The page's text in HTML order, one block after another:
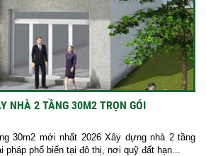
NHÀ 2 TẦNG 30M2 TRỌN GÓI
30m2 mới nhất 2026 Xây dựng nhà 2 tầng
phổ biến tại đô thị, nơi quỹ đất hạn...